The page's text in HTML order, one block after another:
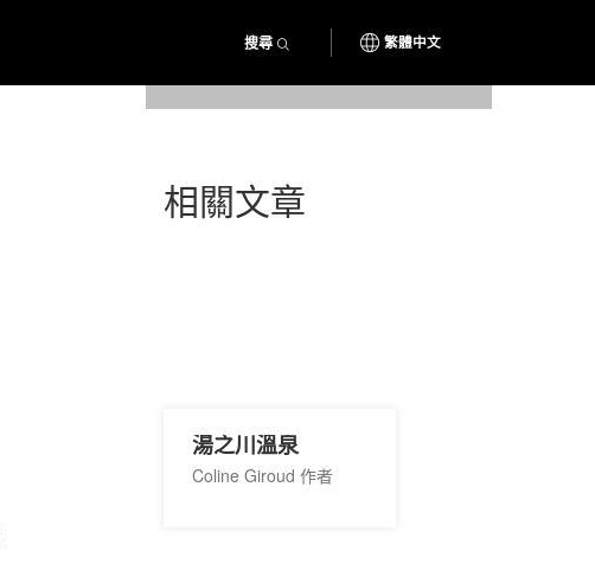
搜尋 繁體中文
相關文章
湯之川溫泉
Coline Giroud 作者